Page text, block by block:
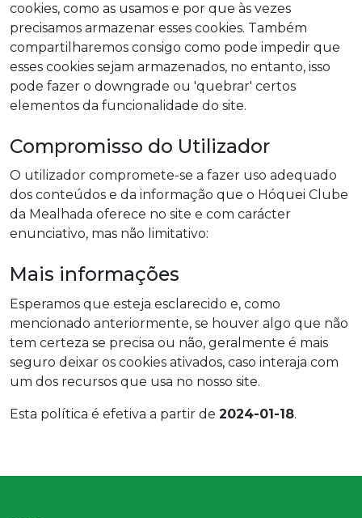
cookies, como as usamos e por que às vezes
precisamos armazenar esses cookies. Também
compartilharemos consigo como pode impedir que
esses cookies sejam armazenados, no entanto, isso
pode fazer o downgrade ou 'quebrar' certos
elementos da funcionalidade do site.
Compromisso do Utilizador
O utilizador compromete-se a fazer uso adequado
dos conteúdos e da informação que o Hóquei Clube
da Mealhada oferece no site e com carácter
enunciativo, mas não limitativo:
Mais informações
Esperamos que esteja esclarecido e, como
mencionado anteriormente, se houver algo que não
tem certeza se precisa ou não, geralmente é mais
seguro deixar os cookies ativados, caso interaja com
um dos recursos que usa no nosso site.
Esta política é efetiva a partir de 2024-01-18.